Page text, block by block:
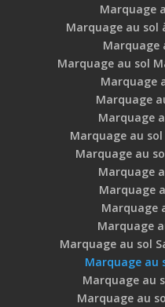
Marquage
Marquage au sol
Marquage
Marquage au sol
Marquage
Marquage
Marquage
Marquage au
Marquage au
Marquage
Marquage
Marquage
Marquage
Marquage au sol
Marquage au
Marquage au
Marquage au